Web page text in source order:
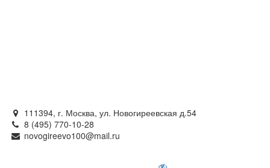
111394, г. Москва, ул. Новогиреевская д.54
8 (495) 770-10-28
novogireevo100@mail.ru